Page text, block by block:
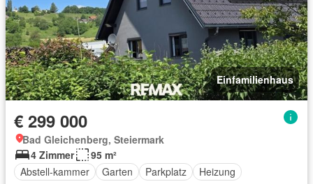
Einfamilienhaus
€ 299 000
Bad Gleichenberg, Steiermark
4 Zimmer
95 m²
Abstell-kammer
Garten Parkplatz Heizung